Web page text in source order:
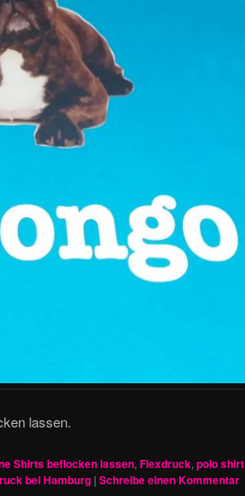
lassen.
Shirts beflocken lassen, Flexdruck, polo shirt
bei Hamburg | Schreibe einen Kommentar